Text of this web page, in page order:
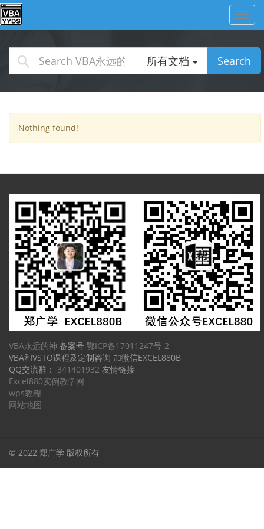
所有文档 Search
Nothing found!
VBA永远的神 备案号 鄂ICP备17011247号-2
VBA和VSTO课程及定制咨询 加微信EXCEL880B
QQ交流群： 341401932 友情链接
Excel880实例教学网
wps教程
网站地图
© 2022 郑广学 版权所有